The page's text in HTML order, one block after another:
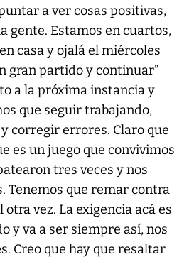
a ver cosas positivas,
gente. Estamos en cuartos,
casa y ojalá el miércoles
gran partido y continuar”
a la próxima instancia y
que seguir trabajando,
corregir errores. Claro que
es un juego que convivimos
tres veces y nos
Tenemos que remar contra
vez. La exigencia acá es
y va a ser siempre así, nos
Creo que hay que resaltar